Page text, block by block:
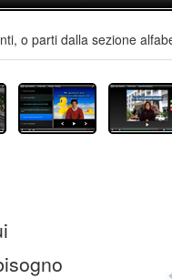
o parti dalla sezione